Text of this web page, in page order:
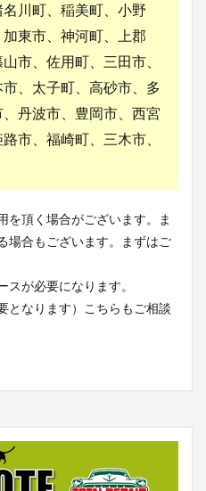
川町、稲美町、小野
東市、神河町、上郡
市、佐用町、三田市、
、太子町、高砂市、多
丹波市、豊岡市、西宮
市、福崎町、三木市、
頂く場合がございます。ま
場合もございます。まずはご
が必要になります。
となります）こちらもご相談